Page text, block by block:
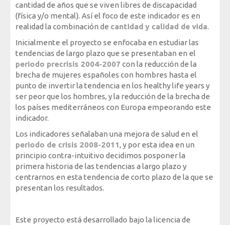
Publicaciones: Organización, Trabajo y Salud
Publicaciones: Sociedad, Innovación y Salud
Publicaciones: Internacional, Sectores y Salud
Mediateca
cantidad de años que se viven libres de discapacidad
(física y/o mental). Así el foco de este indicador es en
realidad la combinación de cantidad y calidad de vida.
Inicialmente el proyecto se enfocaba en estudiar las
tendencias de largo plazo que se presentaban en el
periodo precrisis 2004-2007 con la reducción de la
brecha de mujeres españoles con hombres hasta el
punto de invertir la tendencia en los healthy life years y
ser peor que los hombres, y la reducción de la brecha de
los países mediterráneos con Europa empeorando este
indicador.
Los indicadores señalaban una mejora de salud en el
periodo de crisis 2008-2011, y por esta idea en un
principio contra-intuitivo decidimos posponer la
primera historia de las tendencias a largo plazo y
centrarnos en esta tendencia de corto plazo de la que se
presentan los resultados.
Este proyecto está desarrollado bajo la licencia de